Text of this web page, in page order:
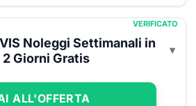
VERIFICATO
Noleggi Settimanali in
Giorni Gratis
ALL'OFFERTA